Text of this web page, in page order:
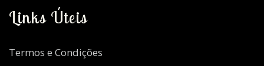
Links Úteis
Termos e Condições